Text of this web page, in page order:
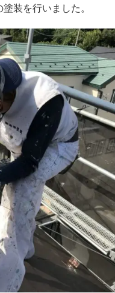
装を行いました。